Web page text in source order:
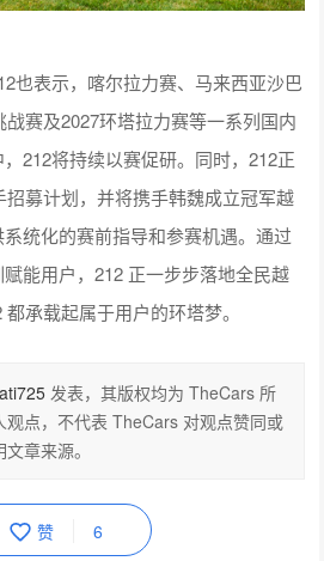
也表示，喀尔拉力赛、马来西亚沙巴
赛及2027环塔拉力赛等一系列国内
212将持续以赛促研。同时，212正
募计划，并将携手韩魏成立冠军越
统化的赛前指导和参赛机遇。通过
能用户，212 正一步步落地全民越
承载起属于用户的环塔梦。
ati725 发表，其版权均为 TheCars 所
点，不代表 TheCars 对观点赞同或
章来源。
赞 6